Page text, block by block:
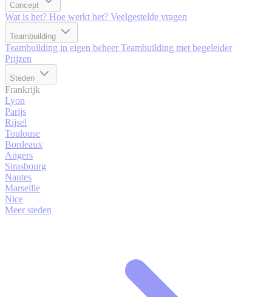
Concept
Wat is het? Hoe werkt het? Veelgestelde vragen
Teambuilding
Teambuilding in eigen beheer Teambuilding met begeleider
Prijzen
Steden
Frankrijk
Lyon
Parijs
Rijsel
Toulouse
Bordeaux
Angers
Strasbourg
Nantes
Marseille
Nice
Meer steden